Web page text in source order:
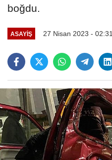
boğdu.
ASAYIŞ 27 Nisan 2023 - 02:31